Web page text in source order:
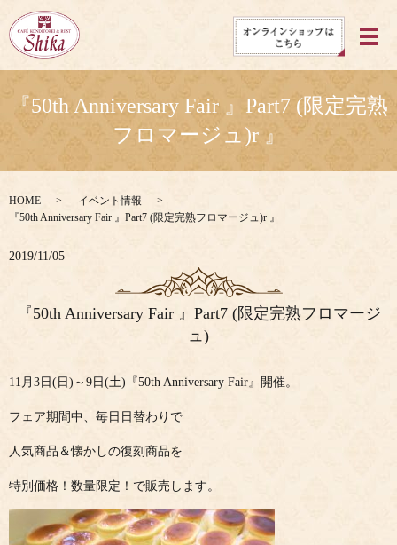
メ
『50th Anniversary Fair 』Part7 (限定完熟
フロマージュ)r 』
HOME
イベント情報
『50th Anniversary Fair 』Part7 (限定完熟フロマージュ)r 』
2019/11/05
『50th Anniversary Fair 』Part7 (限定完熟フロマージ
ュ)
11月3日(日)～9日(土)『50th Anniversary Fair』開催。
フェア期間中、毎日日替わりで
人気商品＆懐かしの復刻商品を
特別価格！数量限定！で販売します。